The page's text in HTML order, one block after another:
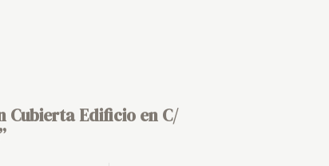
Cubierta Edificio en C/